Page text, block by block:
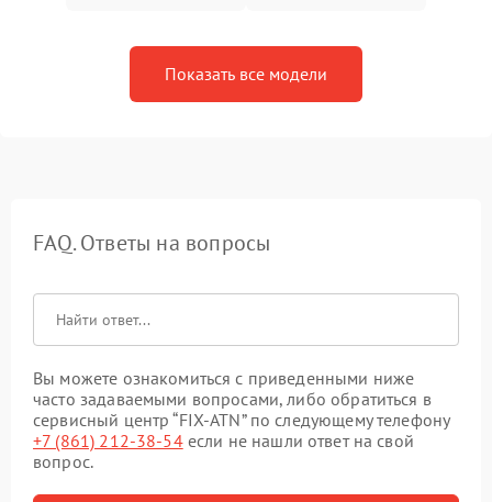
Показать все модели
FAQ. Ответы на вопросы
Вы можете ознакомиться с приведенными ниже
часто задаваемыми вопросами, либо обратиться в
сервисный центр “FIX-ATN” по следующему телефону
+7 (861) 212-38-54если не нашли ответ на свой
вопрос.